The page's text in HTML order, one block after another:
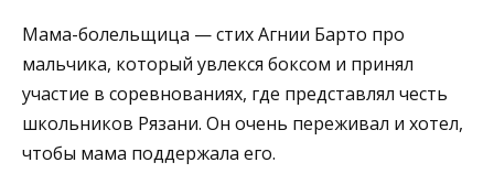
Мама-болельщица — стих Агнии Барто про
мальчика, который увлекся боксом и принял
участие в соревнованиях, где представлял честь
школьников Рязани. Он очень переживал и хотел,
чтобы мама поддержала его.